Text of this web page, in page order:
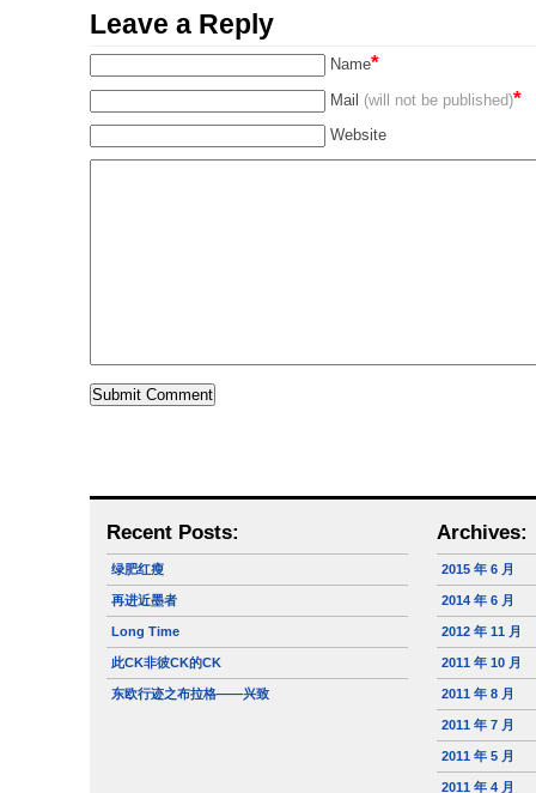
Leave a Reply
Name*
Mail (will not be published)*
Website
Recent Posts:
绿肥红瘦
再进近墨者
Long Time
此CK非彼CK的CK
东欧行迹之布拉格——兴致
Archives:
2015 年 6 月
2014 年 6 月
2012 年 11 月
2011 年 10 月
2011 年 8 月
2011 年 7 月
2011 年 5 月
2011 年 4 月